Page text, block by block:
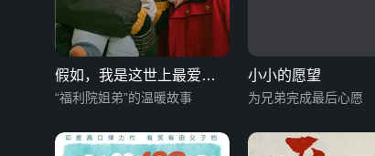
假如，我是这世上最爱你
的人
“福利院姐弟”的温暖故事
小小的愿望
为兄弟完成最后心愿